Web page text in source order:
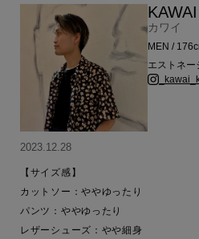
KAWAI
カワイ
MEN /
エストネー
2023.12.28
【サイズ感】
カットソー：ややゆったり
パンツ：ややゆったり
レザーシューズ：やや細身